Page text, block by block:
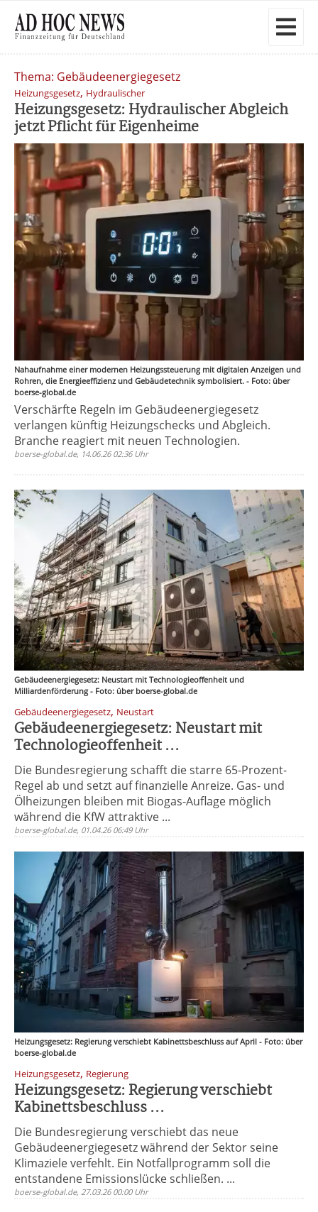
Thema: Gebäudeenergiegesetz
Heizungsgesetz, Hydraulischer
Heizungsgesetz: Hydraulischer Abgleich
jetzt Pflicht für Eigenheime
Nahaufnahme einer modernen Heizungssteuerung mit digitalen Anzeigen und
Rohren, die Energieeffizienz und Gebäudetechnik symbolisiert. - Foto: über
boerse-global.de
Verschärfte Regeln im Gebäudeenergiegesetz
verlangen künftig Heizungschecks und Abgleich.
Branche reagiert mit neuen Technologien.
boerse-global.de, 14.06.26 02:36 Uhr
Gebäudeenergiegesetz: Neustart mit Technologieoffenheit und
Milliardenförderung - Foto: über boerse-global.de
Gebäudeenergiegesetz, Neustart
Gebäudeenergiegesetz: Neustart mit
Technologieoffenheit ...
Die Bundesregierung schafft die starre 65-Prozent-
Regel ab und setzt auf finanzielle Anreize. Gas- und
Ölheizungen bleiben mit Biogas-Auflage möglich
während die KfW attraktive ...
boerse-global.de, 01.04.26 06:49 Uhr
Heizungsgesetz: Regierung verschiebt Kabinettsbeschluss auf April - Foto: über
boerse-global.de
Heizungsgesetz, Regierung
Heizungsgesetz: Regierung verschiebt
Kabinettsbeschluss ...
Die Bundesregierung verschiebt das neue
Gebäudeenergiegesetz während der Sektor seine
Klimaziele verfehlt. Ein Notfallprogramm soll die
entstandene Emissionslücke schließen. ...
boerse-global.de, 27.03.26 00:00 Uhr